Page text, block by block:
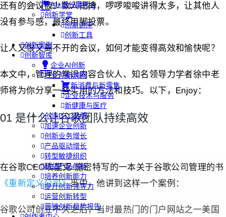
AI+增长集思会
创新学堂
创新讲座
创新工具
创新案例
创新智库
企业AI创新
产业创新洞察
新消费与新零售
企业技术与服务
新健康与医疗
创造DTC品牌
加速企业创新
创新业务增长
产品驱动增长
转型敏捷组织
精益产品创新
培养创新能力
提升创新领导力
运营创新转型
营销创新趋势报告
还有的会议被少数人把持，啰啰唆唆讲得太多，让其他人
没有参与感，最终用脚投票。
让人又恨又离不开的会议，如何才能变得高效和愉快呢？
本文中，管理的常识内容合伙人、知名领导力学者徐中老
师将为你分享一些实用的方法和技巧。以下，Enjoy：
01 是什么让谷歌团队持续高效
在谷歌CEO埃里克·施密特写的一本关于谷歌公司管理的书
《重新定义公司》当中，他讲到这样一个案例：
谷歌公司创立不久之后，当时最热门的门户网站之一美国